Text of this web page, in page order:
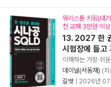
워리스톤 키링(대
천 교재 3만원 이
13. 2027 한
시험장에 들고
이해하는 가장 쉬
데이널(서동재) (지
길벗
2026년 07